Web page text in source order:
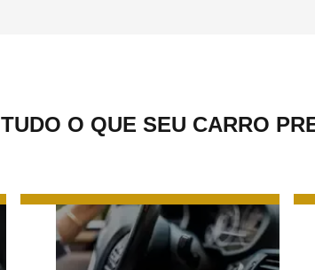
TUDO O QUE SEU CARRO